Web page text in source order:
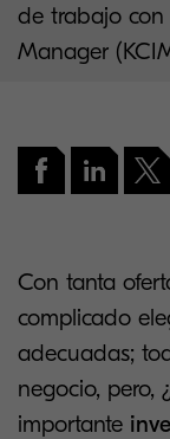
de trabajo con
Manager
Con tanta
complicado
adecuadas;
negocio, pero,
importante